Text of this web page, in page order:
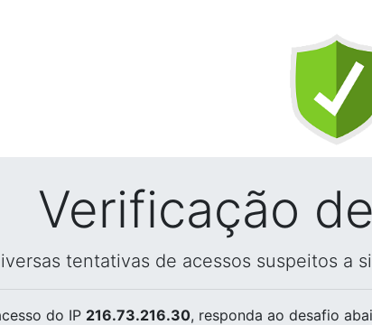
Verificação
tentativas de acessos suspeitos a
do IP 216.73.216.30, responda ao desafio